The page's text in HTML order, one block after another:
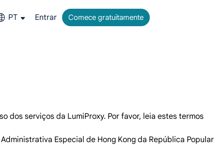
PT Entrar Comece gratuitamente
dos serviços da LumiProxy. Por favor, leia estes termos
Especial de Hong Kong da República Popular